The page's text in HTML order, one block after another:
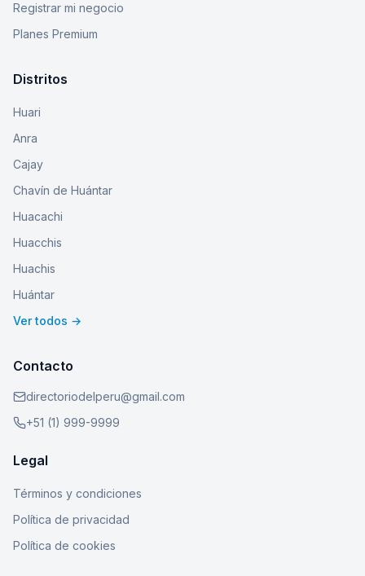
Registrar mi negocio
Planes Premium
Distritos
Huari
Anra
Cajay
Chavín de Huántar
Huacachi
Huacchis
Huachis
Huántar
Ver todos →
Contacto
directoriodelperu@gmail.com
+51 (1) 999-9999
Legal
Términos y condiciones
Política de privacidad
Política de cookies